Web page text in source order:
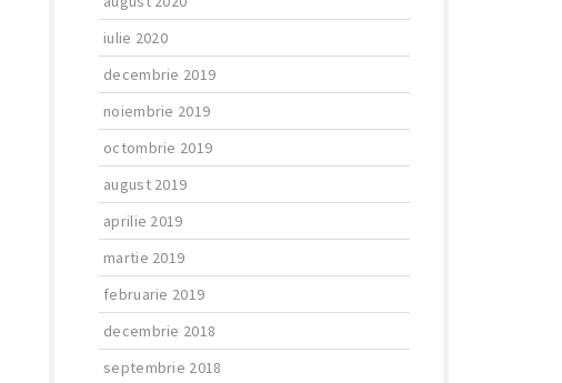
iulie 2020
decembrie 2019
noiembrie 2019
octombrie 2019
august 2019
aprilie 2019
martie 2019
februarie 2019
decembrie 2018
septembrie 2018